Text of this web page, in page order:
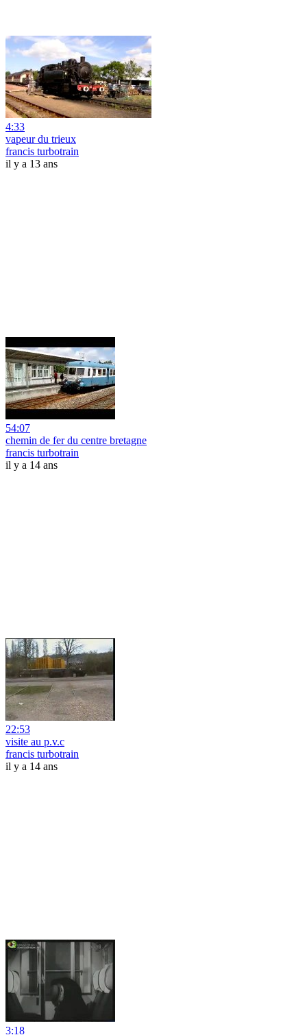
4:33
vapeur du trieux
francis turbotrain
il y a 13 ans
54:07
chemin de fer du centre bretagne
francis turbotrain
il y a 14 ans
22:53
visite au p.v.c
francis turbotrain
il y a 14 ans
3:18